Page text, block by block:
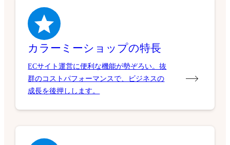
カラーミーショップの特長
ECサイト運営に便利な機能が勢ぞろい。抜
群のコストパフォーマンスで、ビジネスの
成長を後押しします。